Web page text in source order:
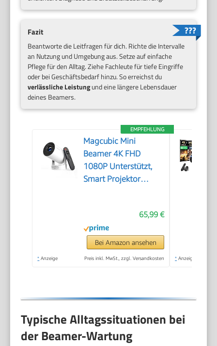
Fazit
Beantworte die Leitfragen für dich. Richte die Intervalle
an Nutzung und Umgebung aus. Setze auf einfache
Pflege für den Alltag. Ziehe Fachleute für tiefe Eingriffe
oder bei Geschäftsbedarf hinzu. So erreichst du
verlässliche Leistungund eine längere Lebensdauer
deines Beamers.
EMPFEHLUNG
Magcubic Mini
Beamer 4K FHD
1080P Unterstützt,
Smart Projektor
65,99 €
Bei Amazon ansehen
* Anzeige Preis inkl. MwSt., zzgl. Versandkosten * Anzeige
Typische Alltagssituationen bei
der Beamer-Wartung